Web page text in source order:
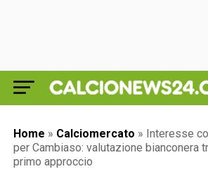
Home » Calciomercato » Interesse
per Cambiaso: valutazione bianconera
primo approccio